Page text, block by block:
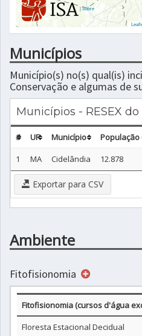
|Sobre
Municípios
Município(s) no(s) qual(is)
Conservação e algumas de
Municípios - RESEX
# UF Município População
1
MA Cidelândia 12.878
Exportar para CSV
Ambiente
Fitofisionomia
Fitofisionomia (cursos d'água
Floresta Estacional Decidual